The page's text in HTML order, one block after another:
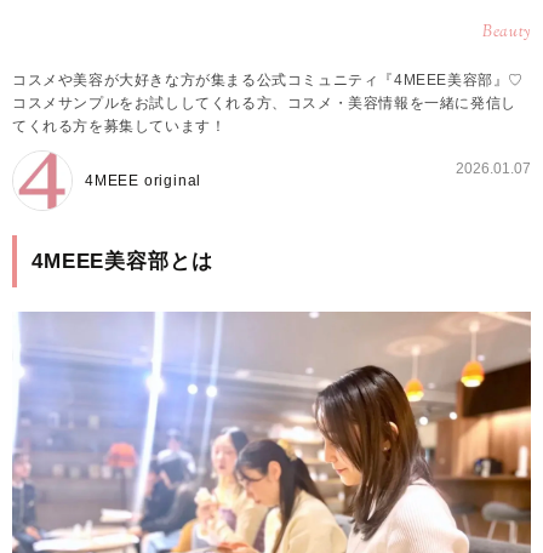
Beauty
コスメや美容が大好きな方が集まる公式コミュニティ『4MEEE美容部』♡
コスメサンプルをお試ししてくれる方、コスメ・美容情報を一緒に発信し
てくれる方を募集しています！
4MEEE original
2026.01.07
4MEEE美容部とは